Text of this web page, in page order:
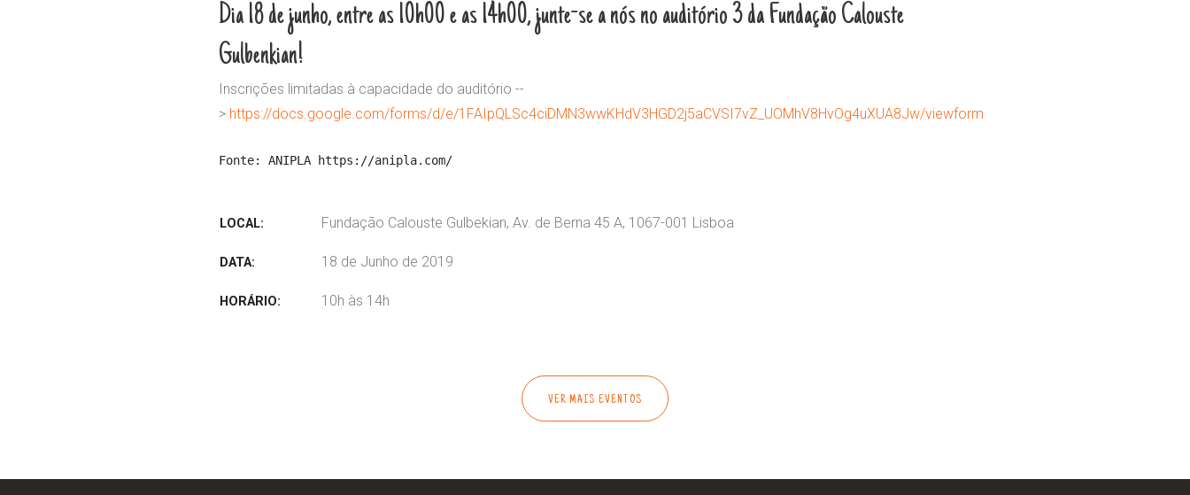
Dia 18 de junho, entre as 10h00 e as 14h00, junte-se a nós no auditório 3 da Fundação Calouste
Gulbenkian!
Inscrições limitadas à capacidade do auditório --
> https://docs.google.com/forms/d/e/1FAIpQLSc4ciDMN3wwKHdV3HGD2j5aCVSI7vZ_UOMhV8HvOg4uXUA8Jw/viewform
Fonte: ANIPLA https://anipla.com/
LOCAL: Fundação Calouste Gulbekian, Av. de Berna 45 A, 1067-001 Lisboa
DATA: 18 de Junho de 2019
HORÁRIO: 10h às 14h
VER MAIS EVENTOS